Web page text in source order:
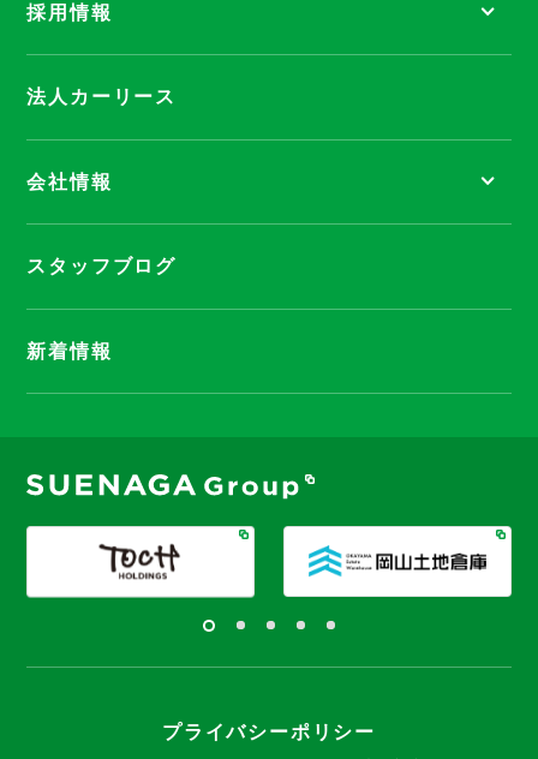
採用情報
法人カーリース
会社情報
スタッフブログ
新着情報
プライバシーポリシー